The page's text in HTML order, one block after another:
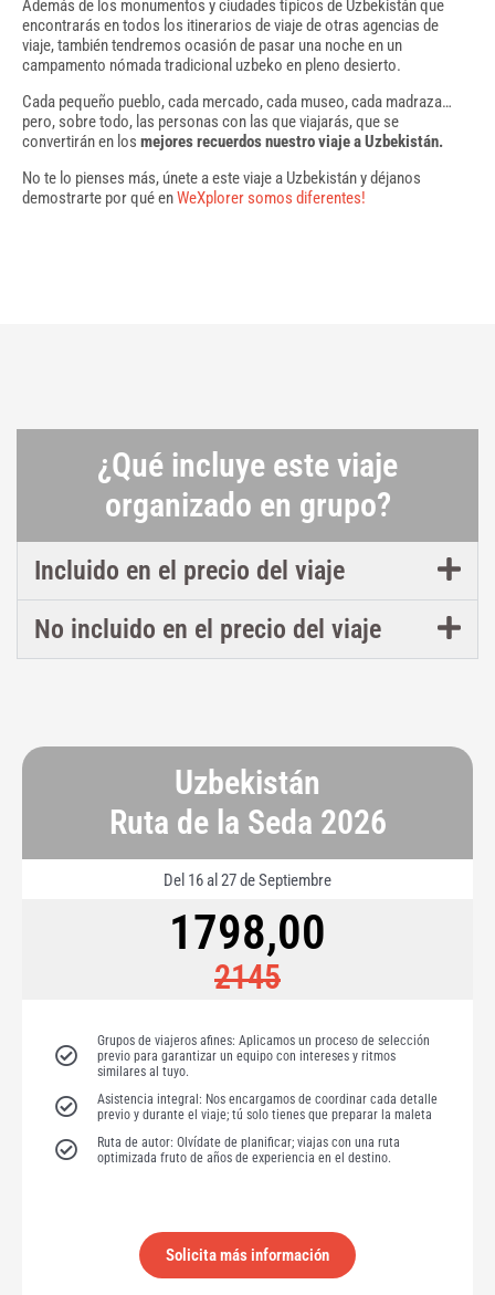
Además de los monumentos y ciudades típicos de Uzbekistán que
encontrarás en todos los itinerarios de viaje de otras agencias de
viaje, también tendremos ocasión de pasar una noche en un
campamento nómada tradicional uzbeko en pleno desierto.
Cada pequeño pueblo, cada mercado, cada museo, cada madraza…
pero, sobre todo, las personas con las que viajarás, que se
convertirán en los mejores recuerdos nuestro viaje a Uzbekistán.
No te lo pienses más, únete a este viaje a Uzbekistán y déjanos
demostrarte por qué enWeXplorer somos diferentes!
¿Qué incluye este viaje
organizado en grupo?
Incluido en el precio del viaje
No incluido en el precio del viaje
Uzbekistán
Ruta de la Seda 2026
Del 16 al 27 de Septiembre
1798,00
2145
Grupos de viajeros afines: Aplicamos un proceso de selección
previo para garantizar un equipo con intereses y ritmos
similares al tuyo.
Asistencia integral: Nos encargamos de coordinar cada detalle
previo y durante el viaje; tú solo tienes que preparar la maleta
Ruta de autor: Olvídate de planificar; viajas con una ruta
optimizada fruto de años de experiencia en el destino.
Solicita más información